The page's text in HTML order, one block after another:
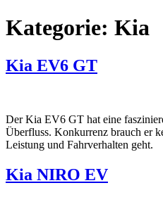
Zum
Inhalt
Kategorie: Kia
Kia EV6 GT
Der Kia EV6 GT hat eine
Überfluss. Konkurrenz brauch er
Leistung und Fahrverhalten geht.
Kia NIRO EV